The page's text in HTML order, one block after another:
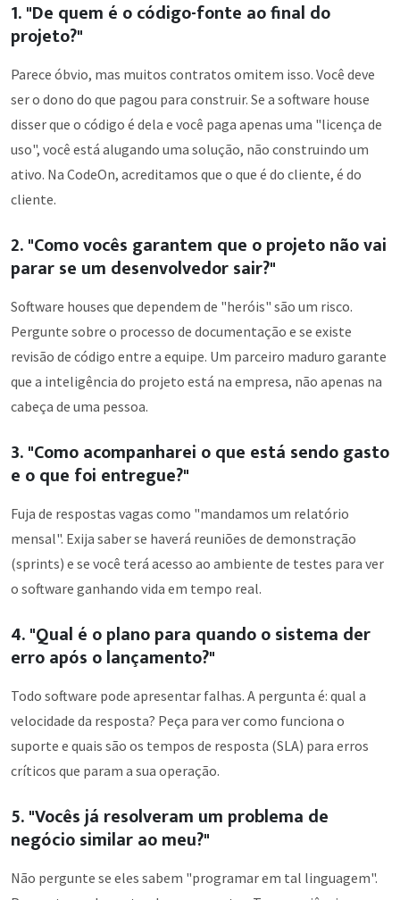
1. "De quem é o código-fonte ao final do
projeto?"
Parece óbvio, mas muitos contratos omitem isso. Você deve
ser o dono do que pagou para construir. Se a software house
disser que o código é dela e você paga apenas uma "licença de
uso", você está alugando uma solução, não construindo um
ativo. Na CodeOn, acreditamos que o que é do cliente, é do
cliente.
2. "Como vocês garantem que o projeto não vai
parar se um desenvolvedor sair?"
Software houses que dependem de "heróis" são um risco.
Pergunte sobre o processo de documentação e se existe
revisão de código entre a equipe. Um parceiro maduro garante
que a inteligência do projeto está na empresa, não apenas na
cabeça de uma pessoa.
3. "Como acompanharei o que está sendo gasto
e o que foi entregue?"
Fuja de respostas vagas como "mandamos um relatório
mensal". Exija saber se haverá reuniões de demonstração
(sprints) e se você terá acesso ao ambiente de testes para ver
o software ganhando vida em tempo real.
4. "Qual é o plano para quando o sistema der
erro após o lançamento?"
Todo software pode apresentar falhas. A pergunta é: qual a
velocidade da resposta? Peça para ver como funciona o
suporte e quais são os tempos de resposta (SLA) para erros
críticos que param a sua operação.
5. "Vocês já resolveram um problema de
negócio similar ao meu?"
Não pergunte se eles sabem "programar em tal linguagem".